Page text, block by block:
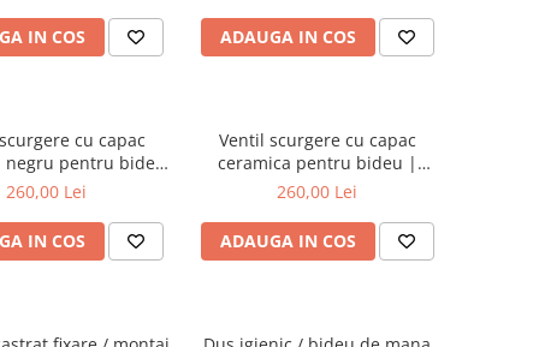
IN COS ADAUGA IN COS
cu capac
negru pentru bideu
0159
260,00 Lei
IN COS
Ventil scurgere cu capac
ceramica pentru bideu |
6396L083-0159
260,00 Lei
ADAUGA IN COS